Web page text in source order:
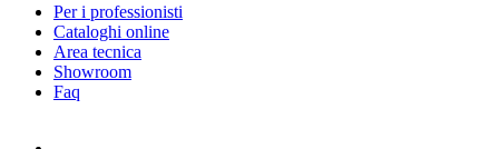
Per i professionisti
Cataloghi online
Area tecnica
Showroom
Faq